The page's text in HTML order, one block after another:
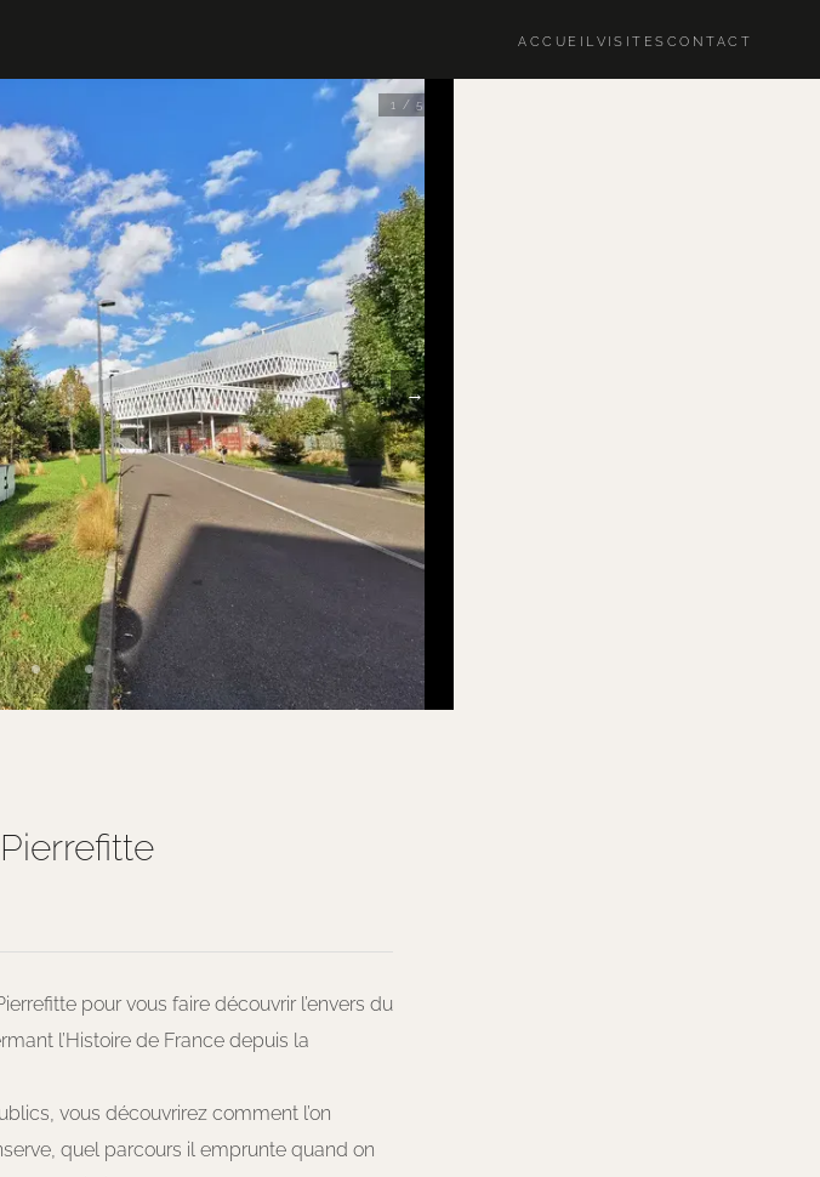
ACCUEILVISITES CONTACT
→
1 / 5
pour vous faire découvrir l’envers du
l’Histoire de France depuis la
vous découvrirez comment l’on
quel parcours il emprunte quand on